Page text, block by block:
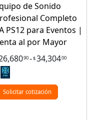
de Sonido
Completo
PS12 para Eventos |
al por Mayor
90-$34,30400
Solicitar cotización